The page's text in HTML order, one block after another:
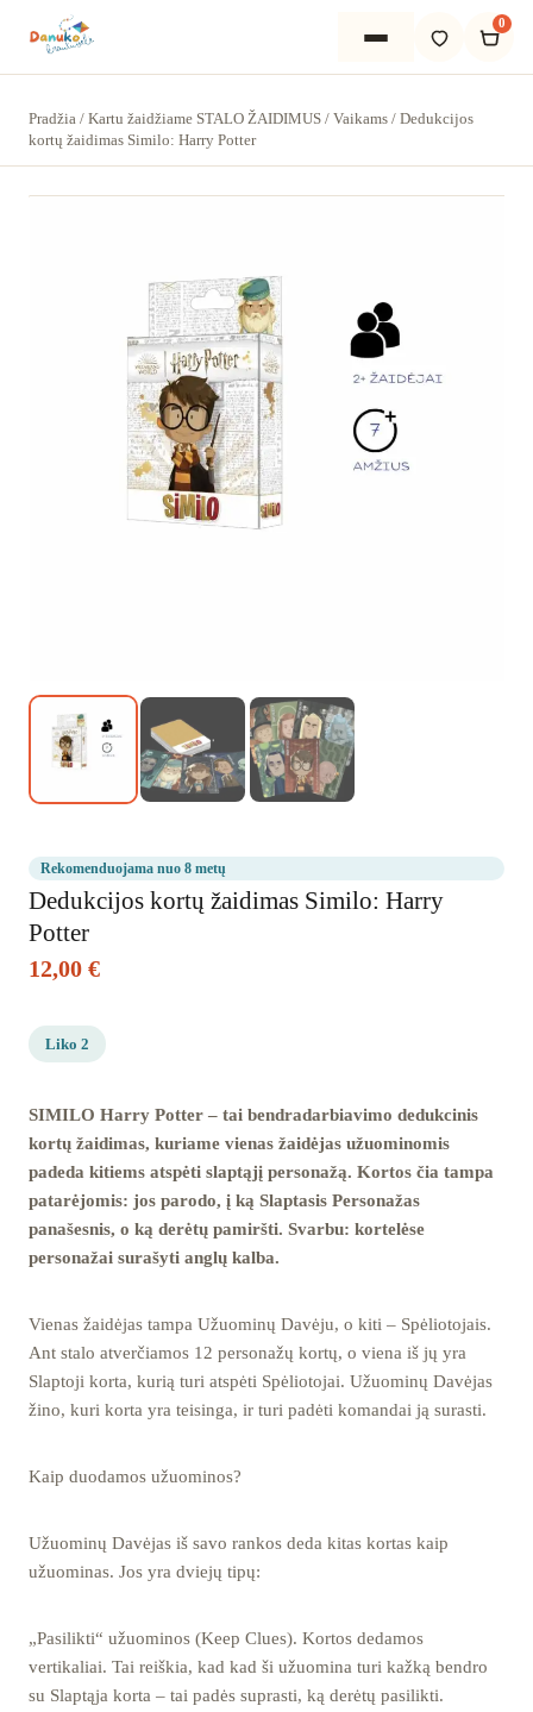
0
Pradžia
Kartu žaidžiame STALO ŽAIDIMUS
Kartu dėliojame DĖLIONES
Kartu KURIAME ir ATRANDAME
Norų sąrašas
Pradžia / Kartu žaidžiame STALO ŽAIDIMUS / Vaikams / Dedukcijos
kortų žaidimas Similo: Harry Potter
Rekomenduojama nuo 8 metų
Dedukcijos kortų žaidimas Similo: Harry
Potter
12,00 €
Liko 2
SIMILO Harry Potter – tai bendradarbiavimo dedukcinis
kortų žaidimas, kuriame vienas žaidėjas užuominomis
padeda kitiems atspėti slaptąjį personažą. Kortos čia tampa
patarėjomis: jos parodo, į ką Slaptasis Personažas
panašesnis, o ką derėtų pamiršti. Svarbu: kortelėse
personažai surašyti anglų kalba.
Vienas žaidėjas tampa Užuominų Davėju, o kiti – Spėliotojais.
Ant stalo atverčiamos 12 personažų kortų, o viena iš jų yra
Slaptoji korta, kurią turi atspėti Spėliotojai. Užuominų Davėjas
žino, kuri korta yra teisinga, ir turi padėti komandai ją surasti.
Kaip duodamos užuominos?
Užuominų Davėjas iš savo rankos deda kitas kortas kaip
užuominas. Jos yra dviejų tipų:
„Pasilikti“ užuominos (Keep Clues). Kortos dedamos
vertikaliai. Tai reiškia, kad kad ši užuomina turi kažką bendro
su Slaptąja korta – tai padės suprasti, ką derėtų pasilikti.